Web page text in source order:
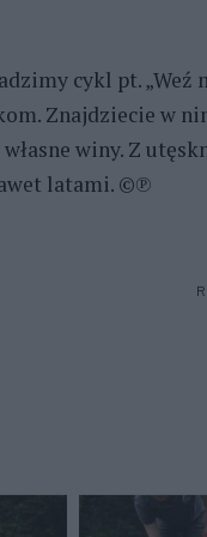
cykl pt.
Znajdziecie w
winy. Z
latami. ©℗